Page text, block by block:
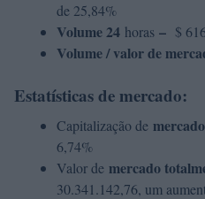
de 25,84%
Volume 24 horas – $
Volume / valor de
Estatísticas de mercado:
Capitalização de
6,74%
Valor de mercado
30.341.142,76, um